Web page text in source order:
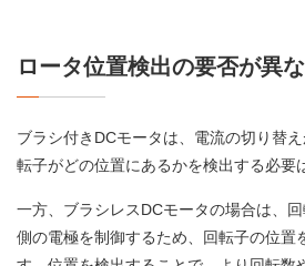
ロータ位置検出の要否が異
ブラシ付きDCモータは、電流の切り替
転子がどの位置にあるかを検出する必要
一方、ブラシレスDCモータの場合は、
側の電極を制御するため、回転子の位置